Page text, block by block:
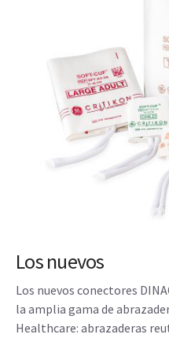
Los nuevos
Los nuevos conectores
la amplia gama de
Healthcare: abrazaderas